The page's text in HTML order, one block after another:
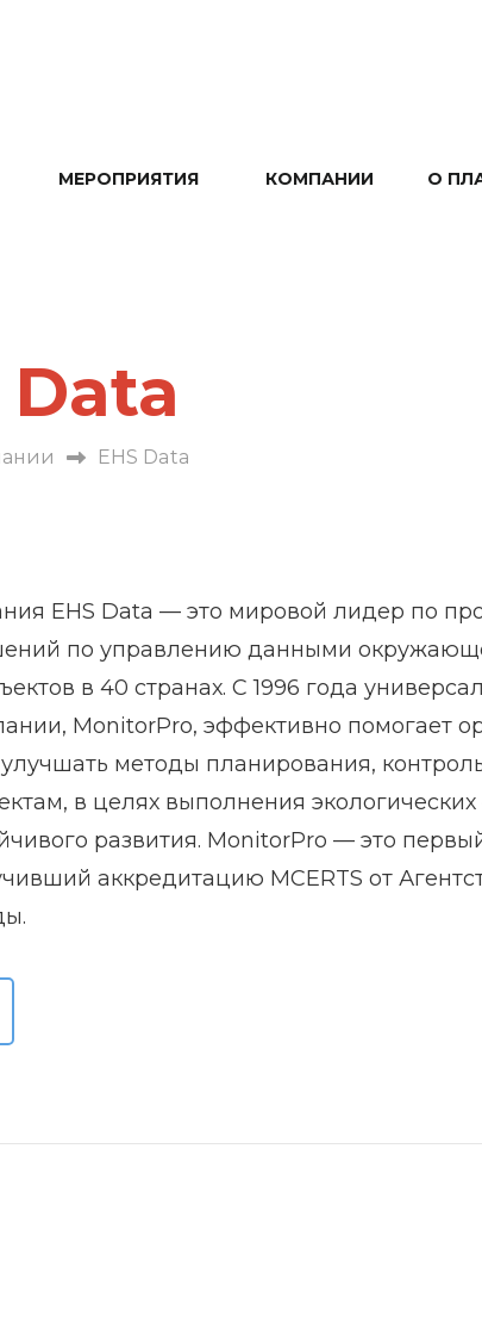
МЕРОПРИЯТИЯ КОМПАНИИ О
Data
EHS Data
EHS Data — это мировой лидер по
по управлению данными
в 40 странах. С 1996 года
MonitorPro, эффективно помогает
методы планирования,
в целях выполнения экологических
развития. MonitorPro — это
аккредитацию MCERTS от